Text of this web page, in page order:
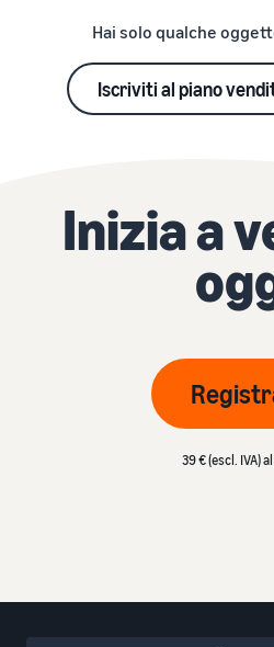
Hai solo qualche
Iscriviti al piano
Inizia a
39 € (escl. IVA)